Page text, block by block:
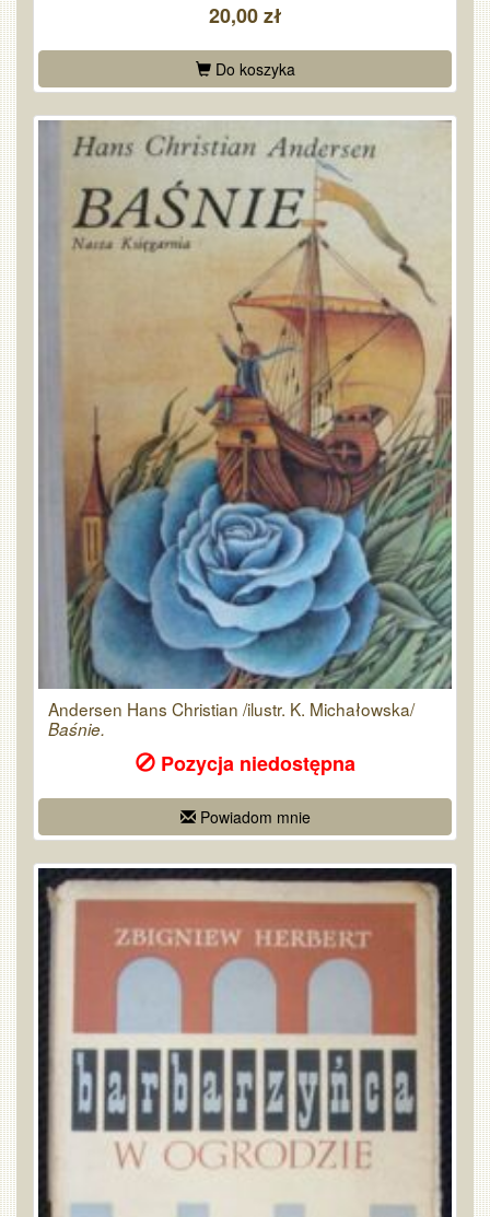
20,00 zł
Do koszyka
Andersen Hans Christian /ilustr. K. Michałowska/
Baśnie.
Pozycja niedostępna
Powiadom mnie